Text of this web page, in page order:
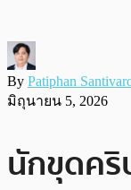
By Patiphan
มิถุนายน 5, 2026
นักขุดคริ